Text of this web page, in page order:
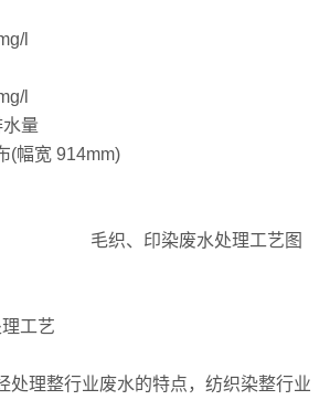
l
l
量
宽 914mm)
染废水处理工艺图
工艺
理整行业废水的特点，纺织染整行业